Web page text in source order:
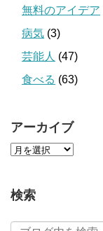
無料のアイデア
病気 (3)
芸能人 (47)
食べる (63)
アーカイブ
検索